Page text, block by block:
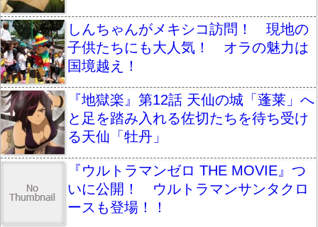
しんちゃんがメキシコ訪問！ 現地の
子供たちにも大人気！ オラの魅力は
国境越え！
『地獄楽』第12話 天仙の城「蓬莱」へ
と足を踏み入れる佐切たちを待ち受け
る天仙「牡丹」
『ウルトラマンゼロ THE MOVIE』つ
いに公開！ ウルトラマンサンタクロ
ースも登場！！